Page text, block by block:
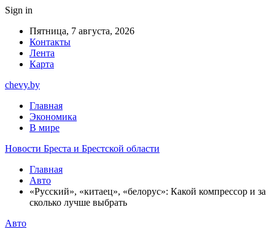
Sign in
Пятница, 7 августа, 2026
Контакты
Лента
Карта
chevy.by
Главная
Экономика
В мире
Новости Бреста и Брестской области
Главная
Авто
«Русский», «китаец», «белорус»: Какой компрессор и за
сколько лучше выбрать
Авто